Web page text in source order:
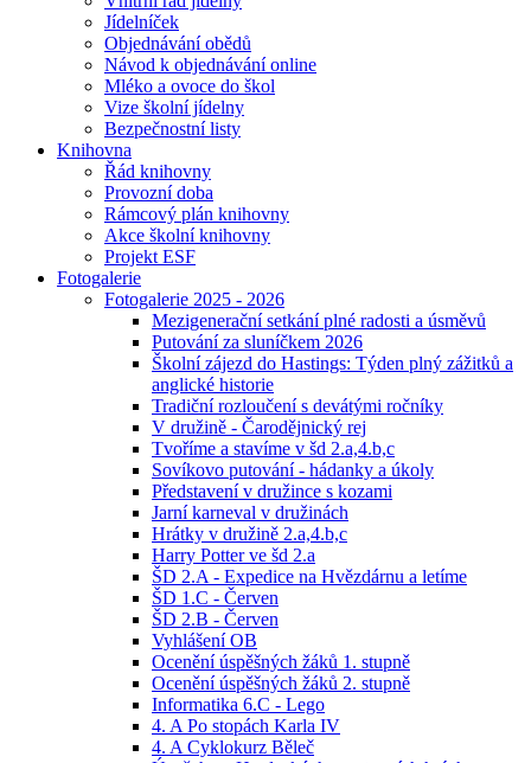
Jídelníček
Objednávání obědů
Návod k objednávání online
Mléko a ovoce do škol
Vize školní jídelny
Bezpečnostní listy
Knihovna
Řád knihovny
Provozní doba
Rámcový plán knihovny
Akce školní knihovny
Projekt ESF
Fotogalerie
Fotogalerie 2025 - 2026
Mezigenerační setkání plné radosti a úsměvů
Putování za sluníčkem 2026
Školní zájezd do Hastings: Týden plný zážitků a
anglické historie
Tradiční rozloučení s devátými ročníky
V družině - Čarodějnický rej
Tvoříme a stavíme v šd 2.a,4.b,c
Sovíkovo putování - hádanky a úkoly
Představení v družince s kozami
Jarní karneval v družinách
Hrátky v družině 2.a,4.b,c
Harry Potter ve šd 2.a
ŠD 2.A - Expedice na Hvězdárnu a letíme
ŠD 1.C - Červen
ŠD 2.B - Červen
Vyhlášení OB
Ocenění úspěšných žáků 1. stupně
Ocenění úspěšných žáků 2. stupně
Informatika 6.C - Lego
4. A Po stopách Karla IV
4. A Cyklokurz Běleč